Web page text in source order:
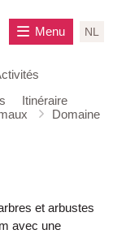
Itinéraire
NL
Menu
Domaine
et arbustes
avec une